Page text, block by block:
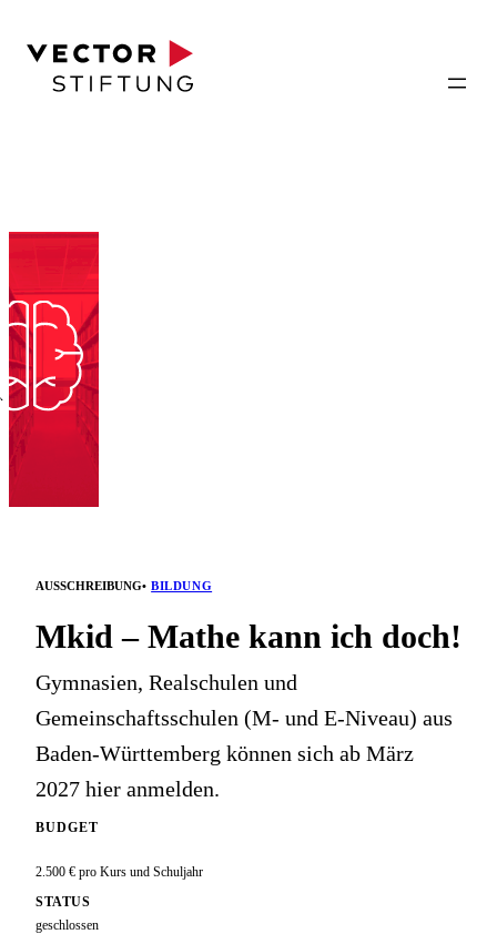
AUSSCHREIBUNG•BILDUNG
Mkid – Mathe kann ich doch!
Gymnasien, Realschulen und
Gemeinschaftsschulen (M- und E-Niveau) aus
Baden-Württemberg können sich ab März
2027 hier anmelden.
BUDGET
2.500 € pro Kurs und Schuljahr
STATUS
geschlossen